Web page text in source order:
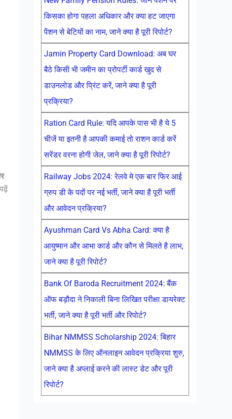
किसका होगा पहला अधिकार और क्या हट जाएगा
पेंशन से बेटियों का नाम, जाने क्या है पूरी रिपोर्ट?
Jamin Property Card Download: अब घर
बैठे किसी भी जमीन का प्रोपर्टी कार्ड खुद से
डाउनलोड और प्रिंट करें, जाने क्या है पूरी
प्रक्रिया?
Ration Card Rule: यदि आपके पास भी है ये 5
चीजें या इतनी है आपकी कमाई तो राशन कार्ड करें
सरेंडर वरना होगी जेल, जाने क्या है पूरी रिपोर्ट?
Railway Jobs 2024: रेलवे मे एक बार फिर आई
ग्रुप डी के पदों पर नई भर्ती, जाने क्या है पूरी भर्ती
और आवेदन प्रक्रिया?
Ayushman Card Vs Abha Card: क्या है
आयुष्मान और आभा कार्ड और कौन से मिलते है लाभ,
जाने क्या है पूरी रिपोर्ट?
Bank Of Baroda Recruitment 2024: बैंक
ऑफ बड़ौदा ने निकाली बिना लिखित परीक्षा डायरेक्ट
भर्ती, जाने क्या है पूरी भर्ती और रिपोर्ट?
Bihar NMMSS Scholarship 2024: बिहार
NMMSS के लिए ऑनलाइन आवेदन प्रक्रिया शुरु,
जाने क्या है अप्लाई करने की लास्ट डेट और पूरी
रिपोर्ट?